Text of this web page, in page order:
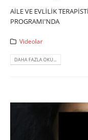
AİLE VE EVLİLİK
PROGRAMI'NDA
Videolar
DAHA FAZLA OKU...